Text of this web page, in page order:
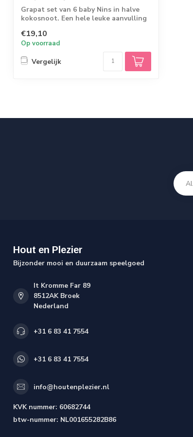
Grapat set van 6 baby Nins in halve
kokosnoot. Een hele leuke aanvulling
€19,10
Op voorraad
Vergelijk
Hout en Plezier
Bijzonder mooi en duurzaam speelgoed
It Kromme Far 89
8512AK Broek
Nederland
+31 6 83 41 7554
+31 6 83 41 7554
info@houtenplezier.nl
KVK nummer: 60682744
btw-nummer: NL001655282B86